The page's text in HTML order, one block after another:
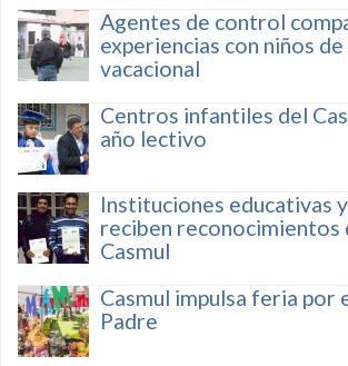
Agentes de control
experiencias con niños
vacacional
Centros infantiles del
año lectivo
Instituciones educativas
reciben reconocimientos
Casmul
Casmul impulsa feria por
Padre